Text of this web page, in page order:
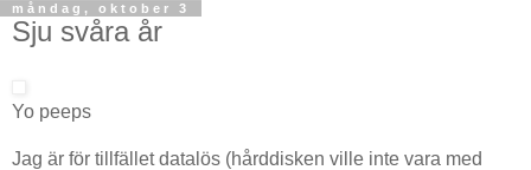
måndag, oktober 3
Sju svåra år
Yo peeps
Jag är för tillfället datalös (hårddisken ville inte vara med